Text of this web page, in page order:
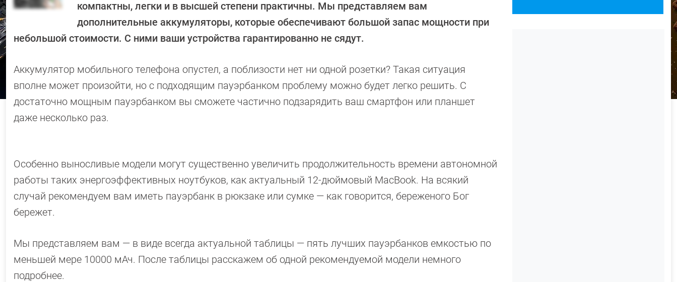
компактны, легки и в высшей степени практичны. Мы представляем вам
дополнительные аккумуляторы, которые обеспечивают большой запас мощности при
небольшой стоимости. С ними ваши устройства гарантированно не сядут.
Аккумулятор мобильного телефона опустел, а поблизости нет ни одной розетки? Такая ситуация
вполне может произойти, но с подходящим пауэрбанком проблему можно будет легко решить. С
достаточно мощным пауэрбанком вы сможете частично подзарядить ваш смартфон или планшет
даже несколько раз.
Особенно выносливые модели могут существенно увеличить продолжительность времени автономной
работы таких энергоэффективных ноутбуков, как актуальный 12-дюймовый MacBook. На всякий
случай рекомендуем вам иметь пауэрбанк в рюкзаке или сумке — как говорится, береженого Бог
бережет.
Мы представляем вам — в виде всегда актуальной таблицы — пять лучших пауэрбанков емкостью по
меньшей мере 10000 мАч. После таблицы расскажем об одной рекомендуемой модели немного
подробнее.